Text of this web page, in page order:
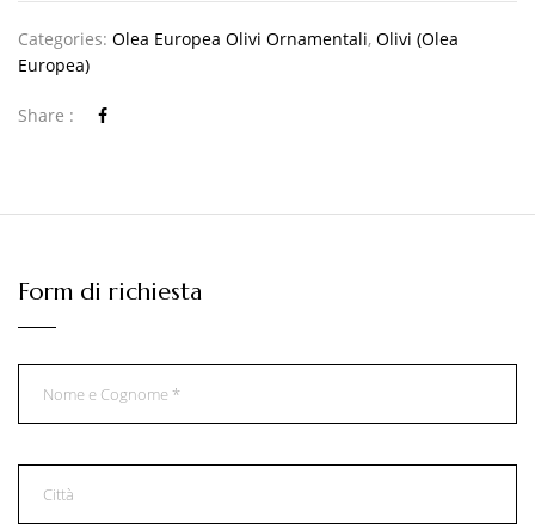
Categories: Olea Europea Olivi Ornamentali, Olivi (Olea
Europea)
Share :
Form di richiesta